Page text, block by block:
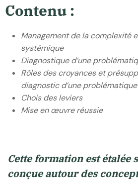
Contenu :
Management de la complexité
systémique
Diagnostique d’une
Rôles des croyances et
diagnostic d’une problématique
Chois des leviers
Mise en œuvre réussie
Cette formation est étalée
conçue autour des